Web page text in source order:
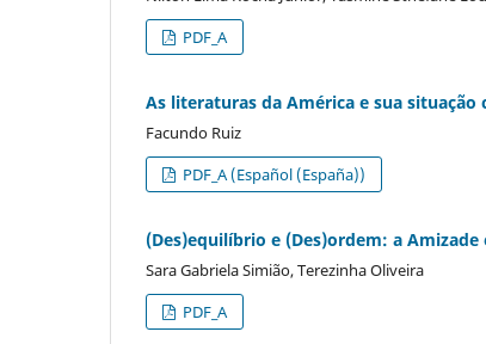
PDF_A
As literaturas da América e sua situação
Facundo Ruiz
PDF_A (Español (España))
(Des)equilíbrio e (Des)ordem: a Amizade
Sara Gabriela Simião, Terezinha Oliveira
PDF_A